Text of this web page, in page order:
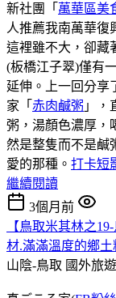
新社團「 萬華區美
人推薦我南萬華復
這裡雖不大，卻藏
(板橋江子翠)僅有
延伸。上一回分享
家「 赤肉鹹粥 」，
粥，湯顏色濃厚，
然是整隻而不是鹹
愛的那種。 打卡短
繼續閱讀
3個月前
【鳥取米其林之
材.滿滿溫度的鄉
山陰-鳥取 國外旅遊